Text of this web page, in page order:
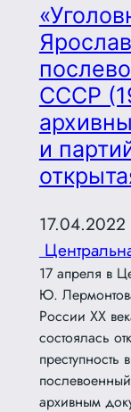
СССР
и
17.04.2022
17 апреля в
Ю.
России XX
состоялась
преступность
архивным